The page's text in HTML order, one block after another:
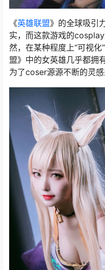
《英雄联盟》的全球吸引
实，而这款游戏的
然，在某种程度上“可视
盟》中的女英雄几乎都拥
为了coser源源不断的灵感